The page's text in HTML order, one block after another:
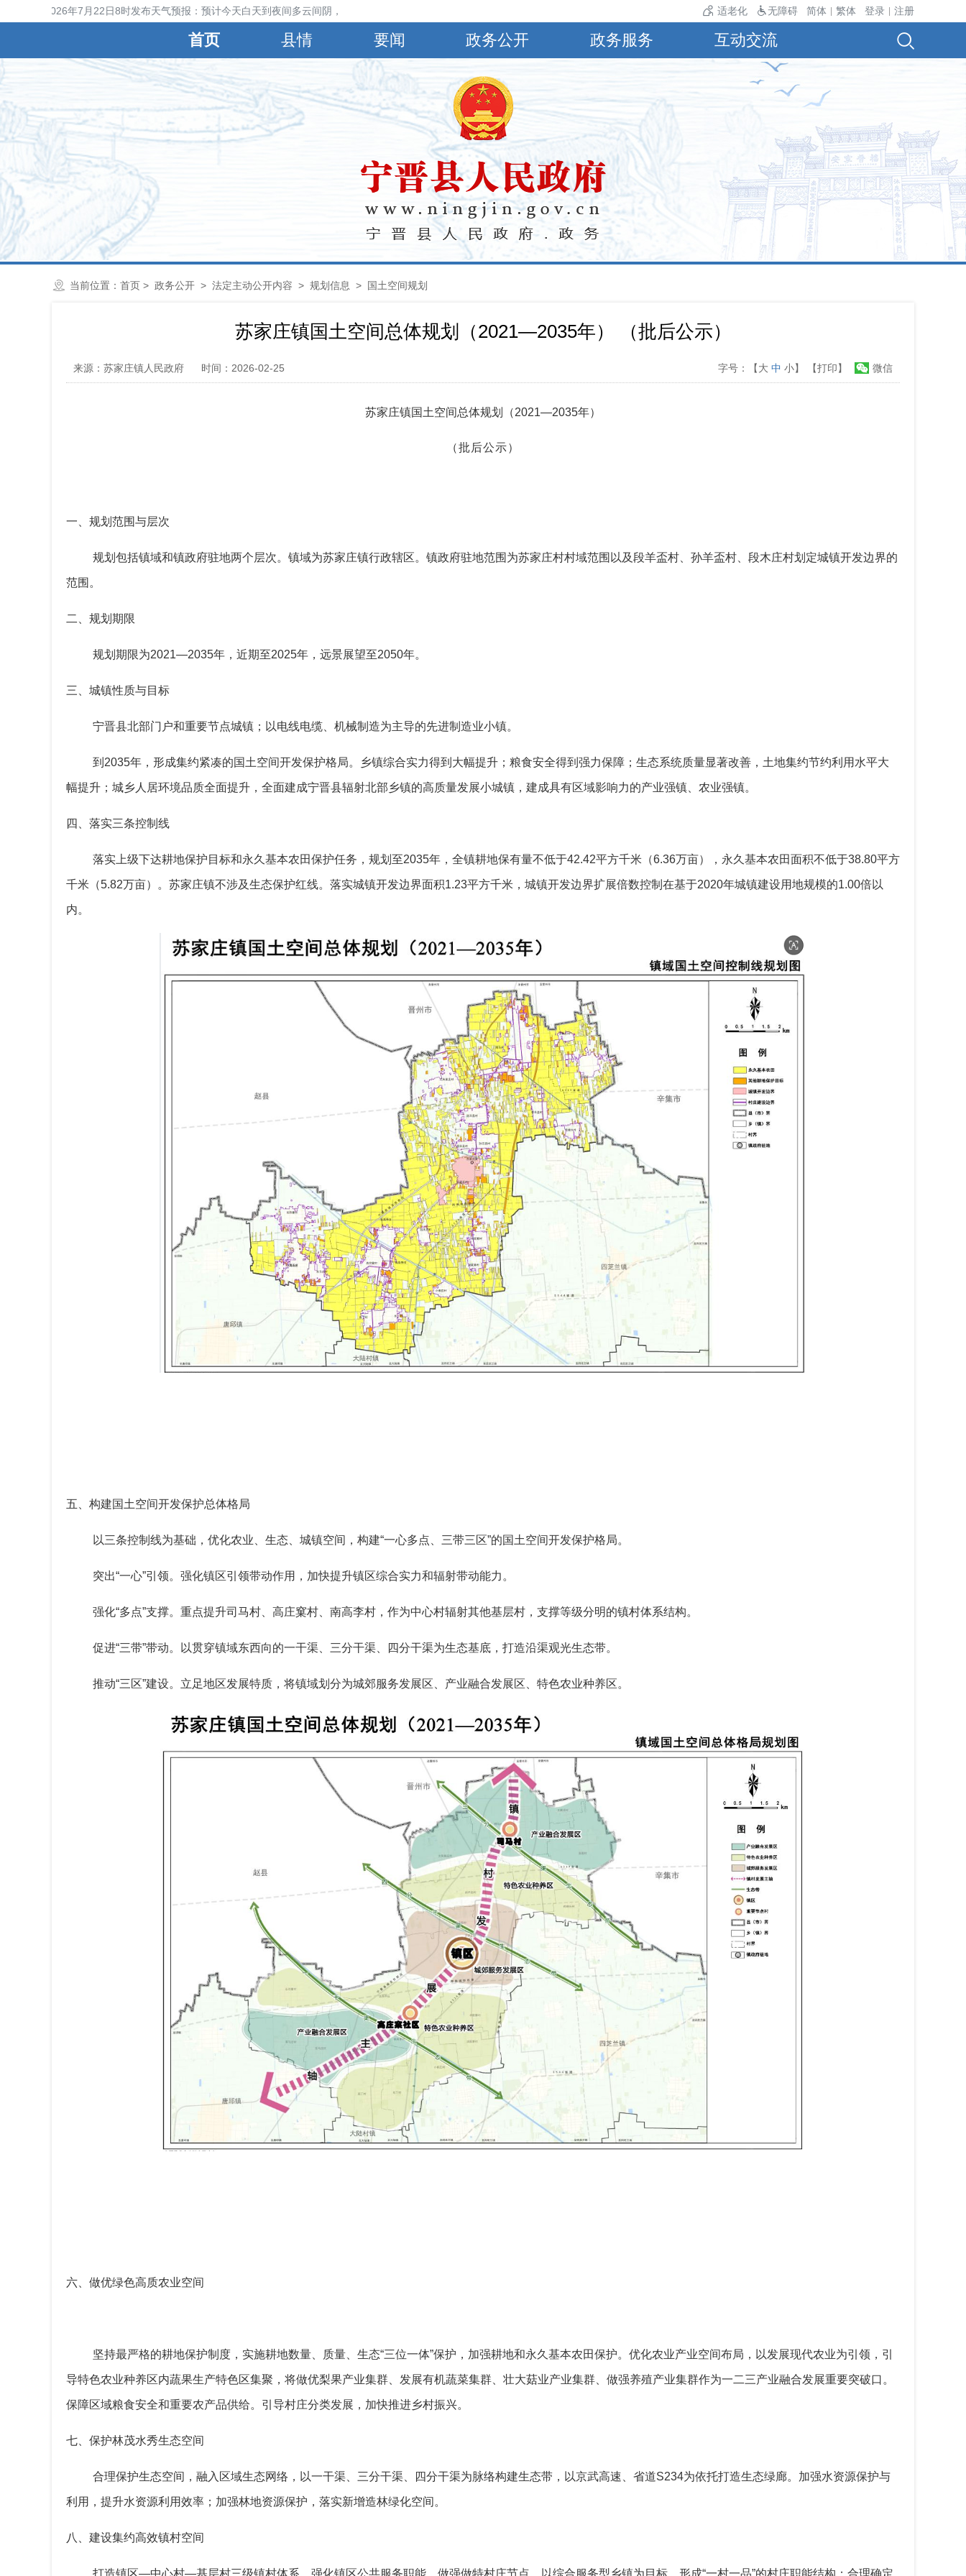
象台2026年7月22日8时发布天气预报：预计今天白天到夜间多云间阴，有小到中雨，偏南风4～5级，阵风6～8级，最高气温30℃，最低气温24℃。 适老化 无障碍 简体 繁体 登录 注册
首页 县情 要闻 政务公开 政务服务 互动交流
当前位置： 首页 > 政务公开 > 法定主动公开内容 > 规划信息 > 国土空间规划
苏家庄镇国土空间总体规划（2021—2035年） （批后公示）
来源：苏家庄镇人民政府 时间：2026-02-25 微信
字号：【大 中 小】 【打印】
苏家庄镇国土空间总体规划（2021—2035年）
（批后公示）
一、规划范围与层次
规划包括镇域和镇政府驻地两个层次。镇域为苏家庄镇行政辖区。镇政府驻地范围为苏家庄村村域范围以及段羊盃村、孙羊盃村、段木庄村划定城镇开发边界的
范围 。
二、规划期限
规划期限为2021—2035年，近期至2025年，远景展望至2050年。
三、城镇性质与目标
宁晋县北部门户和重要节点城镇；以电线电缆、机械制造为主导的先进制造业小镇。
到 2035年，形成集约紧凑的国土空间开发保护格局。乡镇综合实力得到大幅提升；粮食安全得到强力保障；生态系统质量显著改善，土地集约节约利用水平大
幅提升；城乡人居环境品质全面提升，全面建成宁晋县辐射北部乡镇的高质量发展小城镇，建成具有区域影响力的产业强镇、农业强镇。
四、落实三条控制线
落实上级下达耕地保护目标和永久基本农田保护任务，规划至2035年，全镇耕地保有量不低于42.42平方千米 （6.36万亩），永久基本农田面积不低于38.80平方
千米（5.82万亩）。 苏家庄镇不涉及生态保护红线。落实城镇开发边界面积1.23平方千米，城镇开发边界扩展倍数控制在基于2020年城镇建设用地规模的1.00倍以
内。
五、构建国土空间开发保护总体格局
以三条控制线为基础，优化农业、生态、城镇空间，构建“一心多点、三带三区”的国土空间开发保护格局。
突出“一心”引领。强化镇区引领带动作用，加快提升镇区综合实力和辐射带动能力。
强化“多点”支撑。重点提升司马村、高庄窠村、南高李村，作为中心村辐射其他基层村，支撑等级分明的镇村体系结构。
促进“三带”带动。以贯穿镇域东西向的一干渠、三分干渠、四分干渠为生态基底，打造沿渠观光生态带。
推动“三区”建设。立足地区发展特质，将镇域划分为城郊服务发展区、产业融合发展区、特色农业种养区。
六、做优绿色高质农业空间
坚持最严格的耕地保护制度，实施耕地数量、质量、生态“三位一体”保护，加强耕地和永久基本农田保护。优化农业产业空间布局，以发展现代农业为引领， 引
导特色农业种养区内蔬果生产特色区集聚， 将做优梨果产业集群、发展有机蔬菜集群、壮大菇业产业集群、做强养殖产业集群作为一二三产业融合发展重要突破口 。
保障区域粮食安全和重要农产品供给。引导村庄分类发展，加快推进乡村振兴。
七、保护林茂水秀生态空间
合理保护生态空间，融入区域生态网络，以一干渠、三分干渠、四分干渠为脉络构建生态带，以京武高速、省道S234为依托打造生态绿廊。 加强水资源保护与
利用 ，提升水资源利用效率；加强林地资源保护，落实新增造林绿化空间。
八、建设集约高效镇村空间
打造镇区—中心村—基层村三级镇村体系，强化镇区公共服务职能，做强做特村庄节点 ，以综合服务型乡镇为目标，形成“一村一品”的村庄职能结构；合理确定